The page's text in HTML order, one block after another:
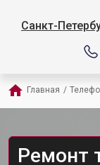
Санкт-
Главная /
Ремонт